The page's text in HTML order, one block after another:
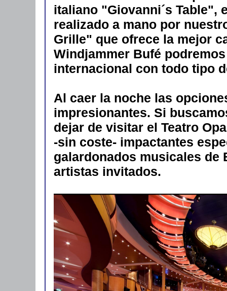
italiano "Giovanni´s
realizado a mano por
Grille" que ofrece la mejor
Windjammer Bufé
internacional con todo tipo
Al caer la noche las
impresionantes. Si
dejar de visitar el Teatro
-sin coste- impactantes
galardonados musicales de
artistas invitados.